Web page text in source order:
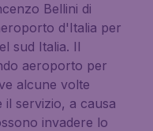
Bellini di
d'Italia per
sud Italia. Il
aeroporto per
alcune volte
il servizio, a causa
invadere lo